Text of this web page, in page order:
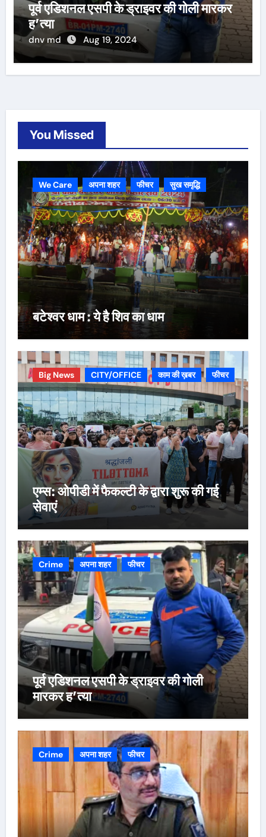
पूर्व एडिशनल एसपी के ड्राइवर की गोली मारकर
ह’त्या
dnv md Aug 19, 2024
You Missed
We Care अपना शहर फीचर सुख समृद्धि
बटेश्वर धाम : ये है शिव का धाम
Big News CITY/OFFICE काम की ख़बर फीचर
एम्स: ओपीडी में फैकल्टी के द्वारा शुरू की गई
सेवाएं
Crime अपना शहर फीचर
पूर्व एडिशनल एसपी के ड्राइवर की गोली
मारकर ह’त्या
Crime अपना शहर फीचर